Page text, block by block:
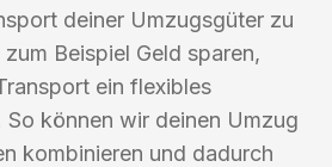
deiner Umzugsgüter zu
Beispiel Geld sparen,
ein flexibles
können wir deinen Umzug
kombinieren und dadurch